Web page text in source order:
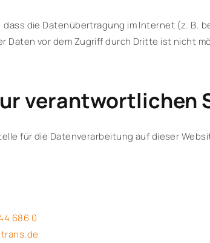
dass die Datenübertragung im Internet (z. B.
Daten vor dem Zugriff durch Dritte ist nicht
verantwortlichen
für die Datenverarbeitung auf dieser
686 0